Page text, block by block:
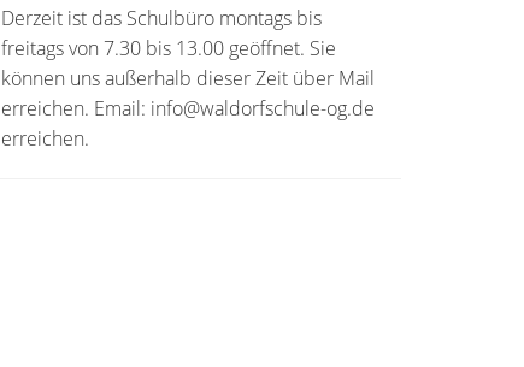
Derzeit ist das Schulbüro montags bis
freitags von 7.30 bis 13.00 geöffnet. Sie
können uns außerhalb dieser Zeit über Mail
erreichen. Email: info@waldorfschule-og.de
erreichen.